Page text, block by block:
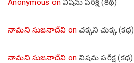
నామని సుజనాదేవి onచక్కని చుక్క (కథ)
నామని సుజనాదేవి onవిషమ పరీక్ష (క‌థ‌)